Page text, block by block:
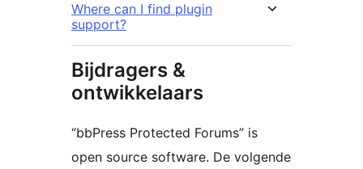
Where can I find plugin
support?
Bijdragers &
ontwikkelaars
“bbPress Protected Forums” is
open source software. De volgende